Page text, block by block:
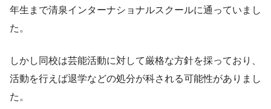
年生まで清泉インターナショナルスクールに通っていまし
た。
しかし同校は芸能活動に対して厳格な方針を採っており、
活動を行えば退学などの処分が科される可能性がありまし
た。